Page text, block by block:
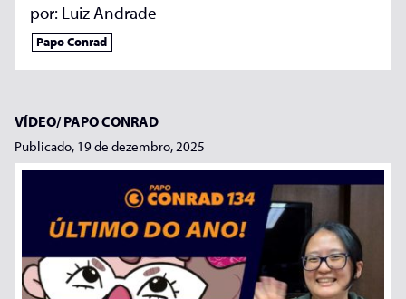
por: Luiz Andrade
Papo Conrad
VÍDEO/PAPO CONRAD
Publicado, 19 de dezembro, 2025